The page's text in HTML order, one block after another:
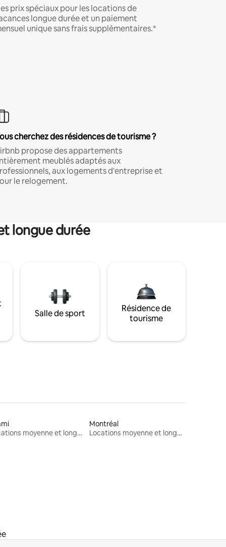
prix spéciaux pour les locations de
longue durée et un paiement
unique sans frais supplémentaires.*
cherchez des résidences de tourisme ?
propose des appartements
meublés adaptés aux
aux logements d'entreprise et
le relogement.
longue durée
Salle de sport
Résidence de
tourisme
Locations moyenne et longue durée
Montréal
Locations moyenne et longue durée